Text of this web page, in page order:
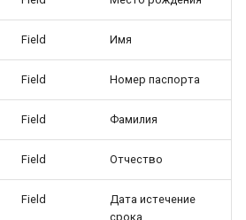
Field Имя
Field Номер паспорта
Field Фамилия
Field Отчество
Field
Дата истечение
срока